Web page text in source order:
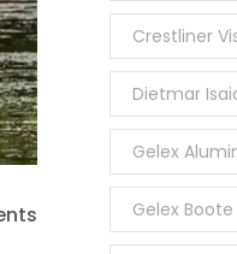
Crestliner
Dietmar
Gelex
Gelex Boote